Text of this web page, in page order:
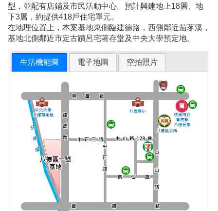
型，並配有店鋪及市民活動中心。預計興建地上18層、地
下3層，約提供418戶住宅單元。
在地理位置上，本案基地東側臨建德路，西側鄰近茄苳溪，
基地北側鄰近市定古蹟呂宅著存堂及中央大學預定地。
生活機能圖 電子地圖 空拍照片